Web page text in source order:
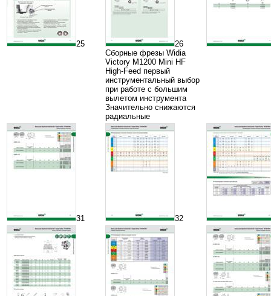
25
26
Сборные фрезы Widia
Victory M1200 Mini HF
High-Feed первый
инструментальный выбор
при работе с большим
вылетом инструмента
Значительно снижаются
радиальные
31 32